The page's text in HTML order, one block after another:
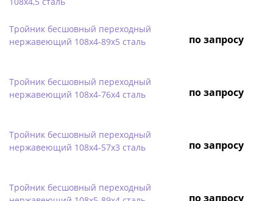
Тройник бесшовный переходный
нержавеющий 108х4-89х5 сталь
по запросу
Тройник бесшовный переходный
нержавеющий 108х4-76х4 сталь
по запросу
Тройник бесшовный переходный
нержавеющий 108х4-57х3 сталь
по запросу
Тройник бесшовный переходный
по запросу